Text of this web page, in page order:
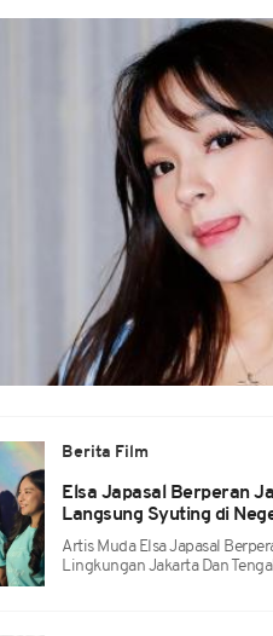
Berita Film
Elsa Japasal Berperan
Langsung Syuting di
Artis Muda Elsa Japasal
Lingkungan Jakarta Dan